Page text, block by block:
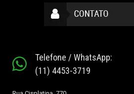
Telefone / WhatsApp:
(11) 4453-3719